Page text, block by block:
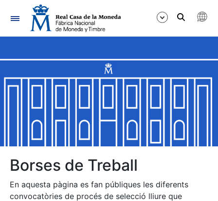
Navegació
Mostra/Amaga
Mostra/Amaga
Mostra/Amaga
Mostra/Amaga
Borses de Treball
En aquesta pàgina es fan públiques les diferents
convocatòries de procés de selecció lliure que